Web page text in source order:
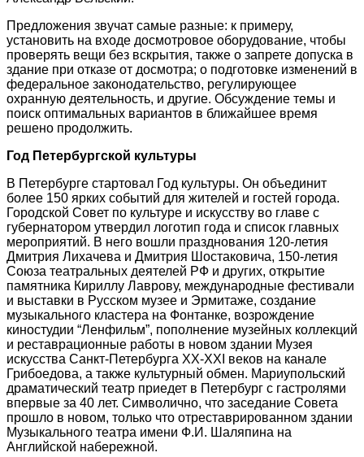
Предложения звучат самые разные: к примеру,
установить на входе досмотровое оборудование, чтобы
проверять вещи без вскрытия, также о запрете допуска в
здание при отказе от досмотра; о подготовке изменений в
федеральное законодательство, регулирующее
охранную деятельность, и другие. Обсуждение темы и
поиск оптимальных вариантов в ближайшее время
решено продолжить.
Год Петербургской культуры
В Петербурге стартовал Год культуры. Он объединит
более 150 ярких событий для жителей и гостей города.
Городской Совет по культуре и искусству во главе с
губернатором утвердил логотип года и список главных
мероприятий. В него вошли празднования 120-летия
Дмитрия Лихачева и Дмитрия Шостаковича, 150-летия
Союза театральных деятелей РФ и других, открытие
памятника Кириллу Лаврову, международные фестивали
и выставки в Русском музее и Эрмитаже, создание
музыкального кластера на Фонтанке, возрождение
киностудии “Ленфильм”, пополнение музейных коллекций
и реставрационные работы в новом здании Музея
искусства Санкт-Петербурга XX-XXI веков на канале
Грибоедова, а также культурный обмен. Мариупольский
драматический театр приедет в Петербург с гастролями
впервые за 40 лет. Символично, что заседание Совета
прошло в новом, только что отреставрированном здании
Музыкального театра имени Ф.И. Шаляпина на
Английской набережной.